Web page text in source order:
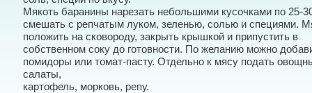
Мякоть баранины нарезать небольшими кусочками по 25-
смешать с репчатым луком, зеленью, солью и специями.
положить на сковороду, закрыть крышкой и припустить в
собственном соку до готовности. По желанию можно
помидоры или томат-пасту. Отдельно к мясу подать
салаты,
картофель, морковь, репу.